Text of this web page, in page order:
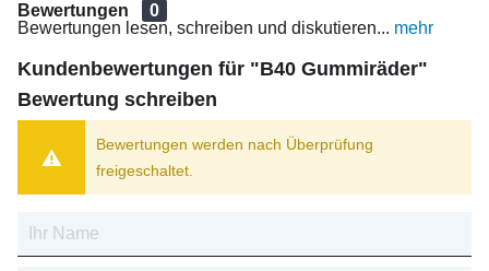
Bewertungen
0
Bewertungen lesen, schreiben und diskutieren... mehr
Kundenbewertungen für "B40 Gummiräder"
Bewertung schreiben
Bewertungen werden nach Überprüfung
freigeschaltet.